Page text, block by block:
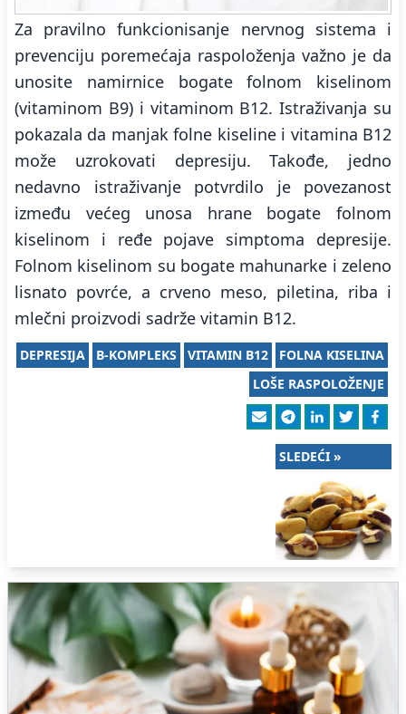
Za pravilno funkcionisanje nervnog sistema i
prevenciju poremećaja raspoloženja važno je da
unosite namirnice bogate folnom kiselinom
(vitaminom B9) i vitaminom B12. Istraživanja su
pokazala da manjak folne kiseline i vitamina B12
može uzrokovati depresiju. Takođe, jedno
nedavno istraživanje potvrdilo je povezanost
između većeg unosa hrane bogate folnom
kiselinom i ređe pojave simptoma depresije.
Folnom kiselinom su bogate mahunarke i zeleno
lisnato povrće, a crveno meso, piletina, riba i
mlečni proizvodi sadrže vitamin B12.
FOLNA KISELINA
VITAMIN B12
B-KOMPLEKS
DEPRESIJA
LOŠE RASPOLOŽENJE
SLEDEĆI »